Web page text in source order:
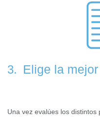
3. Elige la
Una vez evalúes los